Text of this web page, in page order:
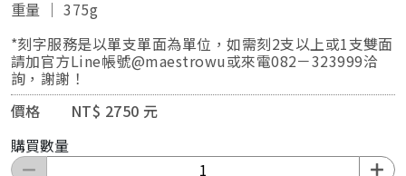
重量 ｜ 375g
*刻字服務是以單支單面為單位，如需刻2支以上或1支雙面
請加官方Line帳號@maestrowu或來電082－323999洽
詢，謝謝！
價格 NT$ 2750 元
購買數量